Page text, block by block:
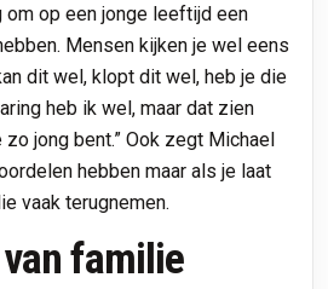
op een jonge leeftijd een
Mensen kijken je wel eens
dit wel, klopt dit wel, heb je die
heb ik wel, maar dat zien
jong bent.” Ook zegt Michael
hebben maar als je laat
vaak terugnemen.
familie